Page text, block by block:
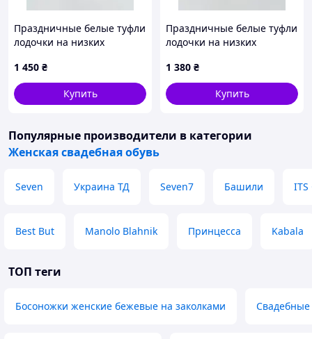
Праздничные белые туфли
лодочки на низких
1 450 ₴
Купить
Праздничные белые туфли
лодочки на низких
37 38 39
1 380 ₴
Купить
Популярные производители в категории
Женская свадебная обувь
Seven Украина ТД Seven7 Башили ITS
Best But Manolo Blahnik Принцесса Kabala
ТОП теги
Босоножки женские бежевые на заколками Свадебные